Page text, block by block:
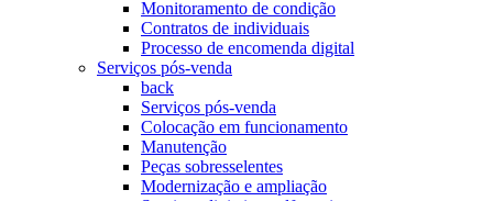
Monitoramento de condição
Contratos de individuais
Processo de encomenda digital
Serviços pós-venda
back
Serviços pós-venda
Colocação em funcionamento
Manutenção
Peças sobresselentes
Modernização e ampliação